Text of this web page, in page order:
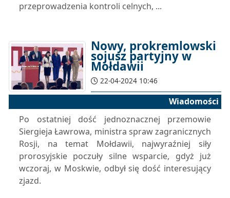
przeprowadzenia kontroli celnych, ...
Nowy, prokremlowski
sojusz partyjny w
Mołdawii
22-04-2024 10:46
Wiadomości
Po ostatniej dość jednoznacznej przemowie
Siergieja Ławrowa, ministra spraw zagranicznych
Rosji, na temat Mołdawii, najwyraźniej siły
prorosyjskie poczuły silne wsparcie, gdyż już
wczoraj, w Moskwie, odbył się dość interesujący
zjazd.